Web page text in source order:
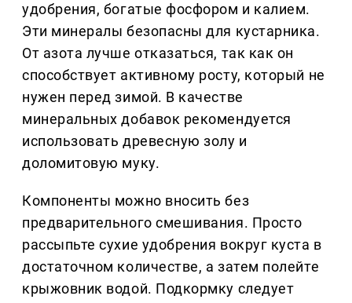
удобрения, богатые фосфором и калием.
Эти минералы безопасны для кустарника.
От азота лучше отказаться, так как он
способствует активному росту, который не
нужен перед зимой. В качестве
минеральных добавок рекомендуется
использовать древесную золу и
доломитовую муку.
Компоненты можно вносить без
предварительного смешивания. Просто
рассыпьте сухие удобрения вокруг куста в
достаточном количестве, а затем полейте
крыжовник водой. Подкормку следует